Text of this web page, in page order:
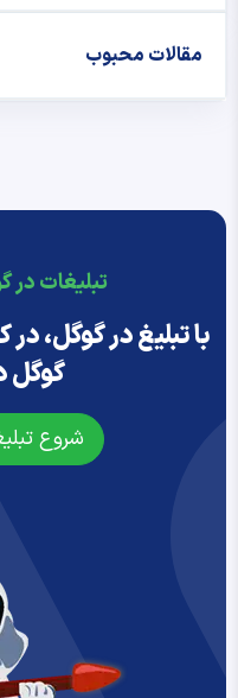
مقالات محبوب
تبلیغات در
گوگل
شروع